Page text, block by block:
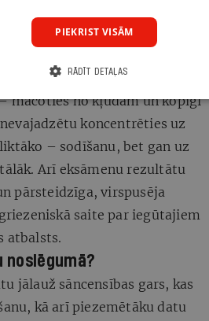
kā arī to, vai un kāds atbalsts
bērnu kategorizēšanu un
kā palīdzību labākā
mācoties no kļūdām un kopīgi
koncentrēties uz
– sodīšanu, bet gan uz
Arī eksāmenu rezultātu
pārsteidzīga, virspusēja
saite par iegūtajiem
atbalsts.
noslēgumā?
jālauž sāncensības gars, kas
kā arī piezemētāku datu
PIEKRIST VISĀM
RĀDĪT DETAĻAS